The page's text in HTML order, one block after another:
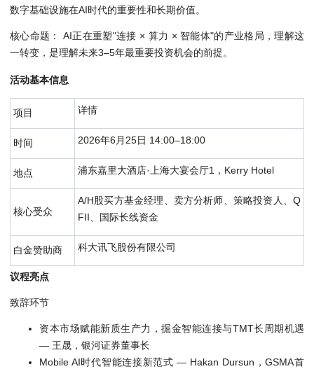
数字基础设施在AI时代的重要性和长期价值。
核心命题： AI正在重塑"连接 × 算力 × 智能体"的产业格局，理解这
一转变，是理解未来3–5年最重要投资机会的前提。
活动基本信息
项目 详情
时间 2026年6月25日 14:00–18:00
地点 浦东嘉里大酒店·上海大宴会厅1，Kerry Hotel
核心受众
A/H股买方基金经理、卖方分析师、策略投资人、Q
FII、国际长线资金
白金赞助商 科大讯飞股份有限公司
议程亮点
致辞环节
资本市场赋能新质生产力，掘金智能连接与TMT长周期机遇
— 王晟，银河证券董事长
Mobile AI时代智能连接新范式 — Hakan Dursun，GSMA首